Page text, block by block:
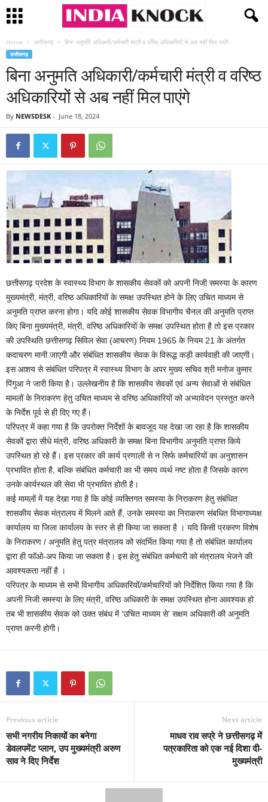
Home छत्तीसगढ़ बिना अनुमति अधिकारी/कर्मचारी मंत्री व वरिष्ठ अधिकारियों से अब नहीं मिल पाएंगे
छत्तीसगढ़
बिना अनुमति अधिकारी/कर्मचारी मंत्री व वरिष्ठ
अधिकारियों से अब नहीं मिल पाएंगे
By NEWSDESK - June 18, 2024
छत्तीसगढ़ प्रदेश के स्वास्थ्य विभाग के शासकीय सेवकों को अपनी निजी समस्या के कारण
मुख्यमंत्री, मंत्री, वरिष्ठ अधिकारियों के समक्ष उपस्थित होने के लिए उचित माध्यम से
अनुमति प्राप्त करना होगा। यदि कोई शासकीय सेवक विभागीय चैनल की अनुमति प्राप्त
किए बिना मुख्यमंत्री, मंत्री, वरिष्ठ अधिकारियों के समक्ष उपस्थित होता है तो इस प्रकार
की उपस्थिति छत्तीसगढ़ सिविल सेवा (आचरण) नियम 1965 के नियम 21 के अंतर्गत
कदाचरण मानी जाएगी और संबंधित शासकीय सेवक के विरूद्ध कड़ी कार्यवाही की जाएगी।
इस आशय से संबंधित परिपत्र में स्वास्थ्य विभाग के अपर मुख्य सचिव श्री मनोज कुमार
पिंगुआ ने जारी किया है। उल्लेखनीय है कि शासकीय सेवकों एवं अन्य सेवाओं से संबंधित
मामलों के निराकरण हेतु उचित माध्यम से वरिष्ठ अधिकारियों को अभ्यावेदन प्रस्तुत करने
के निर्देश पूर्व से ही दिए गए हैं।
परिपत्र में कहा गया है कि उपरोक्त निर्देशों के बावजूद यह देखा जा रहा है कि शासकीय
सेवकों द्वारा सीधे मंत्री, वरिष्ठ अधिकारी के समक्ष बिना विभागीय अनुमति प्राप्त किये
उपस्थित हो रहे हैं। इस प्रकार की कार्य प्रणाली से न सिर्फ कर्मचारियों का अनुशासन
प्रभावित होता है, बल्कि संबंधित कर्मचारी का भी समय व्यर्थ नष्ट होता है जिसके कारण
उनके कार्यस्थल की सेवा भी प्रभावित होती है।
कई मामलों में यह देखा गया है कि कोई व्यक्तिगत समस्या के निराकरण हेतु संबंधित
शासकीय सेवक मंत्रालय में मिलने आते हैं, उनके समस्या का निराकरण संबधित विभागाध्यक्ष
कार्यालय या जिला कार्यालय के स्तर से ही किया जा सकता है । यदि किसी प्रकरण विशेष
के निराकरण / अनुमति हेतु पत्र मंत्रालय को संदर्भित किया गया है तो संबंधित कार्यालय
द्वारा ही फॉओ-अप किया जा सकता है। इस हेतु संबंधित कर्मचारी को मंत्रालय भेजने की
आवश्यकता नहीं है ।
परिपत्र के माध्यम से सभी विभागीय अधिकारियों/कर्मचारियों को निर्देशित किया गया है कि
अपनी निजी समस्या के लिए मंत्री, वरिष्ठ अधिकारी के समक्ष उपस्थित होना आवश्यक हो
तब भी शासकीय सेवक को उक्त संबंध में ‘उचित माध्यम से’ सक्षम अधिकारी की अनुमति
प्राप्त करनी होगी।
Previous article
सभी नगरीय निकायों का बनेगा
डेवलपमेंट प्लान, उप मुख्यमंत्री अरुण
साव ने दिए निर्देश
Next article
माधव राव सप्रे ने छत्तीसगढ़ में
पत्रकारिता को एक नई दिशा दी-
मुख्यमंत्री